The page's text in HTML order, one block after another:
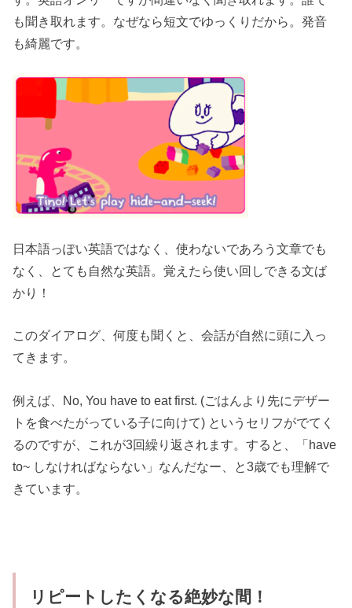
も聞き取れます。なぜなら短文でゆっくりだから。発音
も綺麗です。
日本語っぽい英語ではなく、使わないであろう文章でも
なく、とても自然な英語。覚えたら使い回しできる文ば
かり！
このダイアログ、何度も聞くと、会話が自然に頭に入っ
てきます。
例えば、No, You have to eat first. (ごはんより先にデザー
トを食べたがっている子に向けて) というセリフがでてく
るのですが、これが3回繰り返されます。すると、「have
to~ しなければならない」なんだなー、と3歳でも理解で
きています。
リピートしたくなる絶妙な間！